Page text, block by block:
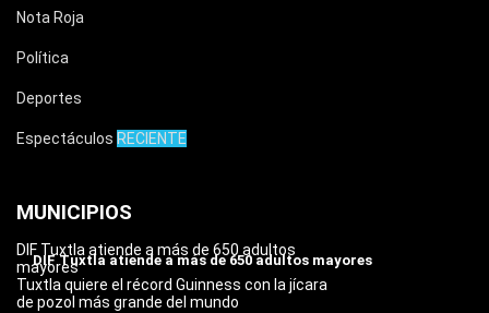
Nota Roja
Política
Deportes
Espectáculos RECIENTE
MUNICIPIOS
DIF Tuxtla atiende a más de 650 adultos mayores
DIF Tuxtla atiende a más de 650 adultos
mayores
Tuxtla quiere el récord Guinness con la jícara
de pozol más grande del mundo